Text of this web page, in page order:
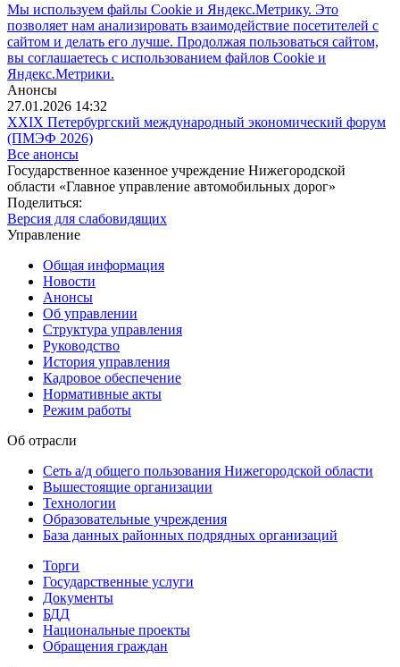
Мы используем файлы Cookie и Яндекс.Метрику. Это
позволяет нам анализировать взаимодействие посетителей с
сайтом и делать его лучше. Продолжая пользоваться сайтом,
вы соглашаетесь с использованием файлов Cookie и
Яндекс.Метрики.
Анонсы
27.01.2026 14:32
XXIX Петербургский международный экономический форум
(ПМЭФ 2026)
Все анонсы
Государственное казенное учреждение Нижегородской
области «Главное управление автомобильных дорог»
Поделиться:
Версия для слабовидящих
Управление
Общая информация
Новости
Анонсы
Об управлении
Структура управления
Руководство
История управления
Кадровое обеспечение
Нормативные акты
Режим работы
Об отрасли
Сеть а/д общего пользования Нижегородской области
Вышестоящие организации
Технологии
Образовательные учреждения
База данных районных подрядных организаций
Торги
Государственные услуги
Документы
БДД
Национальные проекты
Обращения граждан